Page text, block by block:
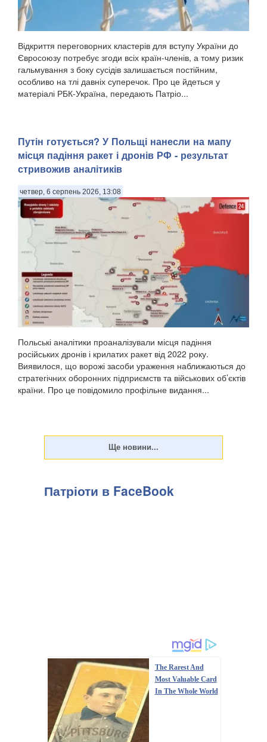
Відкриття переговорних кластерів для вступу України до
Євросоюзу потребує згоди всіх країн-членів, а тому ризик
гальмування з боку сусідів залишається постійним,
особливо на тлі давніх суперечок. Про це йдеться у
матеріалі РБК-Україна, передають Патріо...
Путін готується? У Польщі нанесли на мапу
місця падіння ракет і дронів РФ - результат
стривожив аналітиків
четвер, 6 серпень 2026, 13:08
Польські аналітики проаналізували місця падіння
російських дронів і крилатих ракет від 2022 року.
Виявилося, що ворожі засоби ураження наближаються до
стратегічних оборонних підприємств та військових об’єктів
країни. Про це повідомило профільне видання...
Патріоти в FaceBook
The Rarest And
Most Valuable Card
In The Whole World